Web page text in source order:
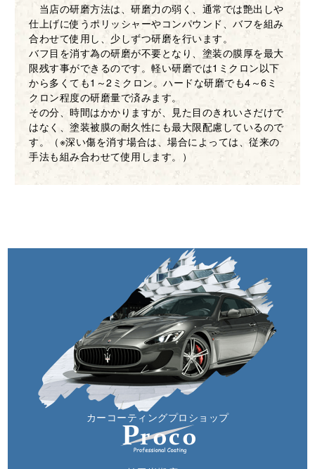
当店の研磨方法は、研磨力の弱く、通常では艶出しや
仕上げに使うポリッシャーやコンパウンド、バフを組み
合わせて使用し、少しずつ研磨を行います。
バフ目を消す為の研磨が不要となり、塗装の膜厚を最大
限残す事ができるのです。軽い研磨では1ミクロン以下
から多くても1～2ミクロン。ハードな研磨でも4～6ミ
クロン程度の研磨量で済みます。
その分、時間はかかりますが、見た目のきれいさだけで
はなく、塗装被膜の耐久性にも最大限配慮しているので
す。（※深い傷を消す場合は、場合によっては、従来の
手法も組み合わせて使用します。）
カーコーティングプロショップ